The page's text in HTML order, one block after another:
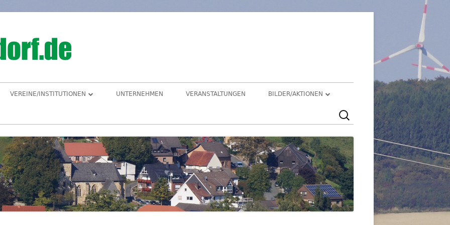
ALME- UND AFTETAL
AUEN-RADWEG
VEREINE/INSTITUTIONEN
CDU-ORTSUNION
FREIWILLIGE FEUERWEHR
HEIMATVEREIN
KINDERGARTEN
UNTERNEHMEN VERANSTALTUNGEN BILDER/AKTIONEN
HEGENSDORFER FOTOWETTBEWERB
FENSTERZAUBER IM ADVENT 2020
VIRTUELLER SCHNADGANG 2020
SCHNADGANG 2016
Suchen
nach: